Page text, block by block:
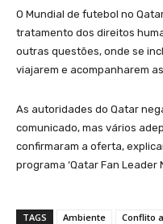
O Mundial de futebol no
tratamento dos direitos
outras questões, onde se
viajarem e acompanharem
As autoridades do Qatar
comunicado, mas vários
confirmaram a oferta,
programa ‘Qatar Fan Leader
TAGS Ambiente Conflito